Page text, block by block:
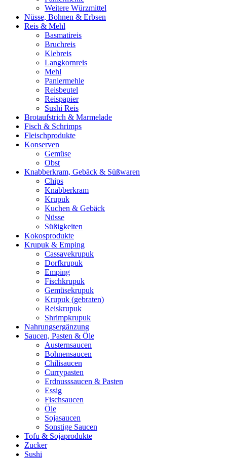
Weitere Würzmittel
Nüsse, Bohnen & Erbsen
Reis & Mehl
Basmatireis
Bruchreis
Klebreis
Langkornreis
Mehl
Paniermehle
Reisbeutel
Reispapier
Sushi Reis
Brotaufstrich & Marmelade
Fisch & Schrimps
Fleischprodukte
Konserven
Gemüse
Obst
Knabberkram, Gebäck & Süßwaren
Chips
Knabberkram
Krupuk
Kuchen & Gebäck
Nüsse
Süßigkeiten
Kokosprodukte
Krupuk & Emping
Cassavekrupuk
Dorfkrupuk
Emping
Fischkrupuk
Gemüsekrupuk
Krupuk (gebraten)
Reiskrupuk
Shrimpkrupuk
Nahrungsergänzung
Saucen, Pasten & Öle
Austernsaucen
Bohnensaucen
Chilisaucen
Currypasten
Erdnusssaucen & Pasten
Essig
Fischsaucen
Öle
Sojasaucen
Sonstige Saucen
Tofu & Sojaprodukte
Zucker
Sushi